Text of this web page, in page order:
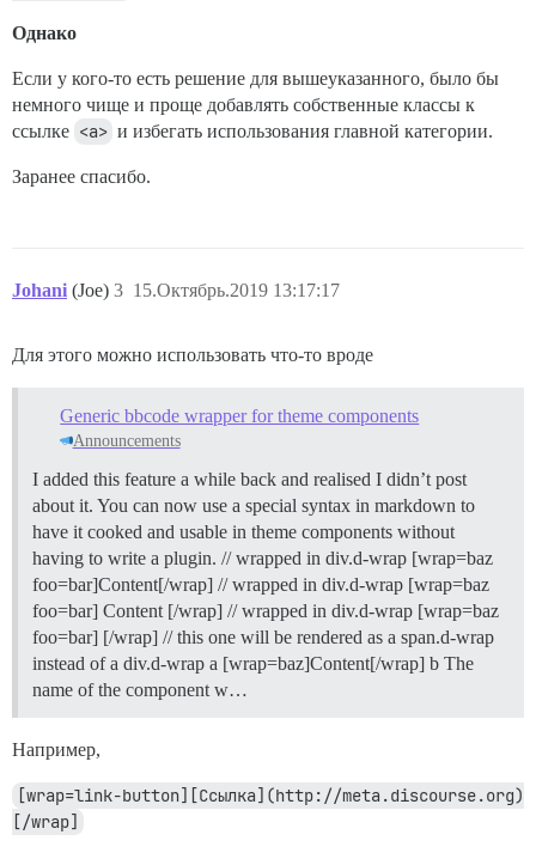
Однако
Если у кого-то есть решение для вышеуказанного, было бы
немного чище и проще добавлять собственные классы к
ссылке <a> и избегать использования главной категории.
Заранее спасибо.
Johani (Joe) 15.Октябрь.2019 13:17:17
3
Для этого можно использовать что-то вроде
Generic bbcode wrapper for theme components
Announcements
I added this feature a while back and realised I didn’t post
about it. You can now use a special syntax in markdown to
have it cooked and usable in theme components without
having to write a plugin. // wrapped in div.d-wrap [wrap=baz
foo=bar]Content[/wrap] // wrapped in div.d-wrap [wrap=baz
foo=bar] Content [/wrap] // wrapped in div.d-wrap [wrap=baz
foo=bar] [/wrap] // this one will be rendered as a span.d-wrap
instead of a div.d-wrap a [wrap=baz]Content[/wrap] b The
name of the component w…
Например,
[wrap=link-button][Ссылка](http://meta.discourse.org)
[/wrap]